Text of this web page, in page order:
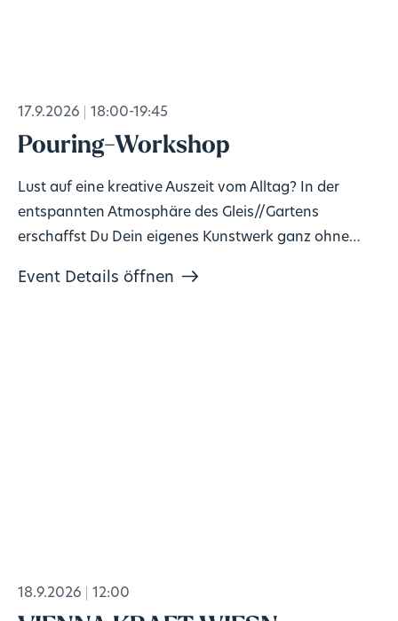
17.9.2026 18:00-19:45
Pouring-Workshop
Lust auf eine kreative Auszeit vom Alltag? In der
entspannten Atmosphäre des Gleis//Gartens
erschaffst Du Dein eigenes Kunstwerk ganz ohne
Event Details öffnen
18.9.2026 12:00